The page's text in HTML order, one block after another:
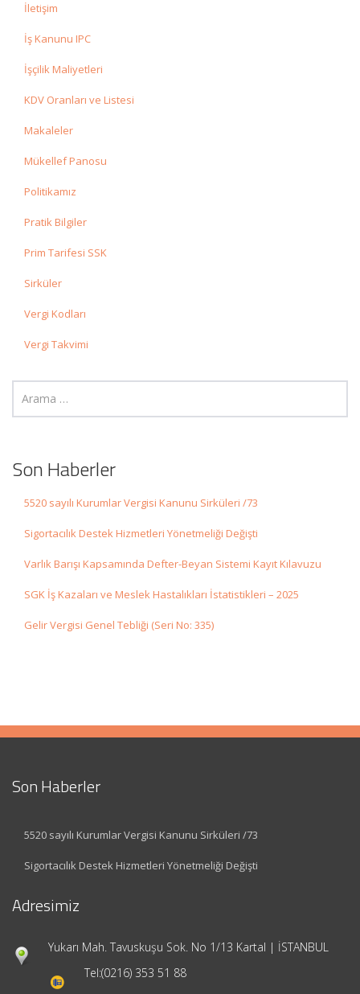
İletişim
İş Kanunu IPC
İşçilik Maliyetleri
KDV Oranları ve Listesi
Makaleler
Mükellef Panosu
Politikamız
Pratik Bilgiler
Prim Tarifesi SSK
Sirküler
Vergi Kodları
Vergi Takvimi
Son Haberler
5520 sayılı Kurumlar Vergisi Kanunu Sirküleri /73
Sigortacılık Destek Hizmetleri Yönetmeliği Değişti
Varlık Barışı Kapsamında Defter-Beyan Sistemi Kayıt Kılavuzu
SGK İş Kazaları ve Meslek Hastalıkları İstatistikleri – 2025
Gelir Vergisi Genel Tebliği (Seri No: 335)
Son Haberler
5520 sayılı Kurumlar Vergisi Kanunu Sirküleri /73
Sigortacılık Destek Hizmetleri Yönetmeliği Değişti
Adresimiz
Yukarı Mah. Tavuskuşu Sok. No 1/13 Kartal | İSTANBUL
Tel:(0216) 353 51 88